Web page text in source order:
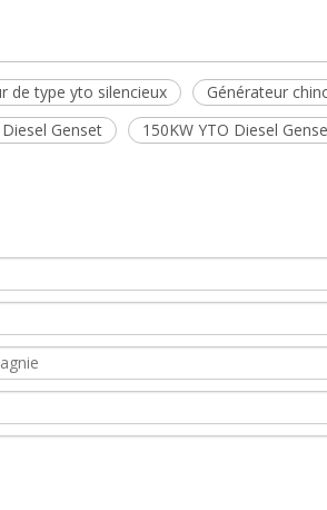
de type yto silencieux Générateur
Genset
150KW YTO Diesel